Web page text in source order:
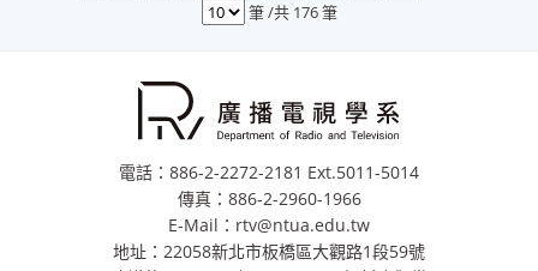
筆 /共 176 筆
電話：886-2-2272-2181 Ext.5011-5014
傳真：886-2-2960-1966
E-Mail：rtv@ntua.edu.tw
地址：22058新北市板橋區大觀路1段59號